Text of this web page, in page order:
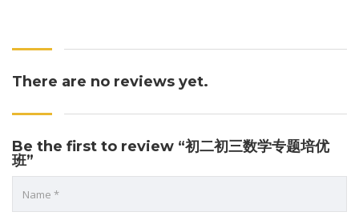
There are no reviews yet.
Be the first to review “初二初三数学专题培优
班”